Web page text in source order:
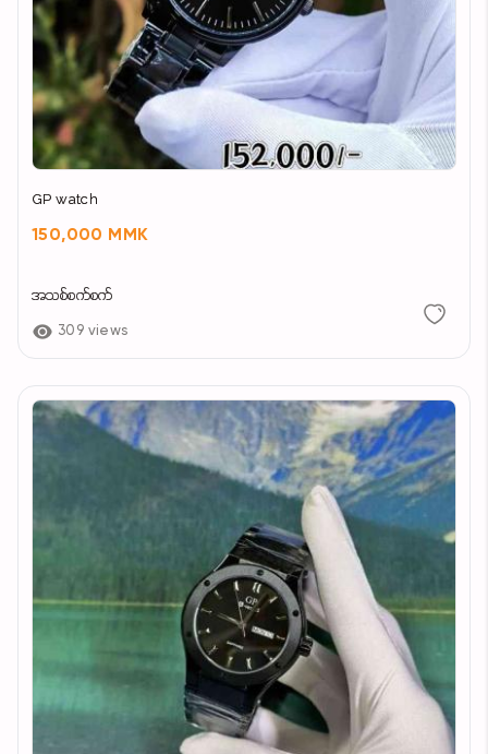
GP watch
150,000 MMK
အသစ်စက်စက်
309 views